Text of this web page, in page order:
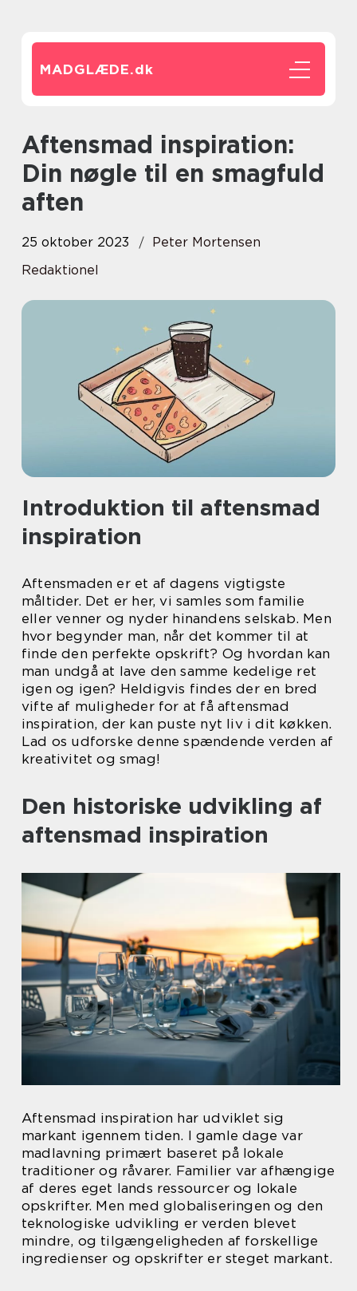
MADGLÆDE.dk
Aftensmad inspiration:
Din nøgle til en smagfuld
aften
25 oktober 2023
Peter Mortensen
Redaktionel
Introduktion til aftensmad
inspiration
Aftensmaden er et af dagens vigtigste
måltider. Det er her, vi samles som familie
eller venner og nyder hinandens selskab. Men
hvor begynder man, når det kommer til at
finde den perfekte opskrift? Og hvordan kan
man undgå at lave den samme kedelige ret
igen og igen? Heldigvis findes der en bred
vifte af muligheder for at få aftensmad
inspiration, der kan puste nyt liv i dit køkken.
Lad os udforske denne spændende verden af
kreativitet og smag!
Den historiske udvikling af
aftensmad inspiration
Aftensmad inspiration har udviklet sig
markant igennem tiden. I gamle dage var
madlavning primært baseret på lokale
traditioner og råvarer. Familier var afhængige
af deres eget lands ressourcer og lokale
opskrifter. Men med globaliseringen og den
teknologiske udvikling er verden blevet
mindre, og tilgængeligheden af forskellige
ingredienser og opskrifter er steget markant.